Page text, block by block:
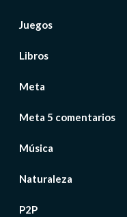
Juegos
Libros
Meta
Meta 5 comentarios
Música
Naturaleza
P2P